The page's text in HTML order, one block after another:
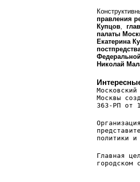
правления
Купцов,
палаты
Екатерина
Николай
Москвы
363-РП от
политики и
Главная
городском